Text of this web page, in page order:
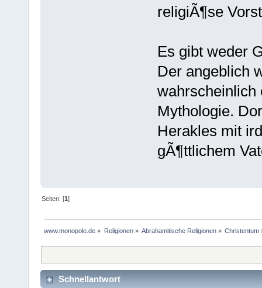
religiÃ¶se
Es gibt weder
Der angeblich
wahrscheinlich
Mythologie.
Herakles mit
gÃ¶ttlichem
Seiten: [1]
www.monopole.de » Religionen» Abrahamitische Religionen» Christentum
Schnellantwort